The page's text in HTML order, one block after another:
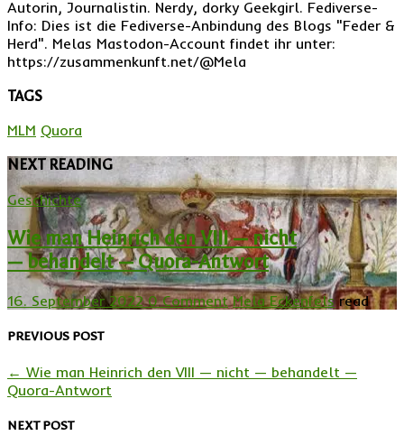
Autorin, Journalistin. Nerdy, dorky Geekgirl. Fediverse-
Info: Dies ist die Fediverse-Anbindung des Blogs "Feder &
Herd". Melas Mastodon-Account findet ihr unter:
https://zusammenkunft.net/@Mela
TAGS
MLM Quora
NEXT READING
Geschichte
Wie man Heinrich den VIII — nicht
— behandelt — Quora-Antwort
16. September 2022 0 Comment Mela Eckenfels read
PREVIOUS POST
← Wie man Heinrich den VIII — nicht — behandelt —
Quora-Antwort
NEXT POST